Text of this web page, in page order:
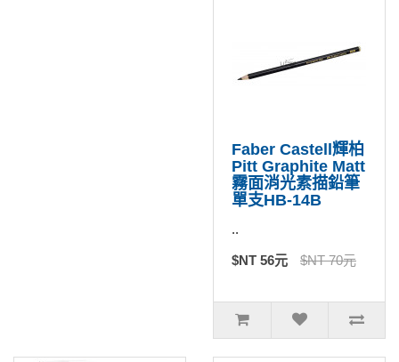
Faber Castell輝柏
Pitt Graphite Matt
霧面消光素描鉛筆
單支HB-14B
..
$NT 56元 $NT 70元